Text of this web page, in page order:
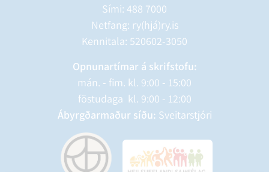
Sími: 488 7000
Netfang: ry(hjá)ry.is
Kennitala: 520602-3050
Opnunartímar á skrifstofu:
mán. - fim. kl. 9:00 - 15:00
föstudaga kl. 9:00 - 12:00
Ábyrgðarmaður síðu: Sveitarstjóri